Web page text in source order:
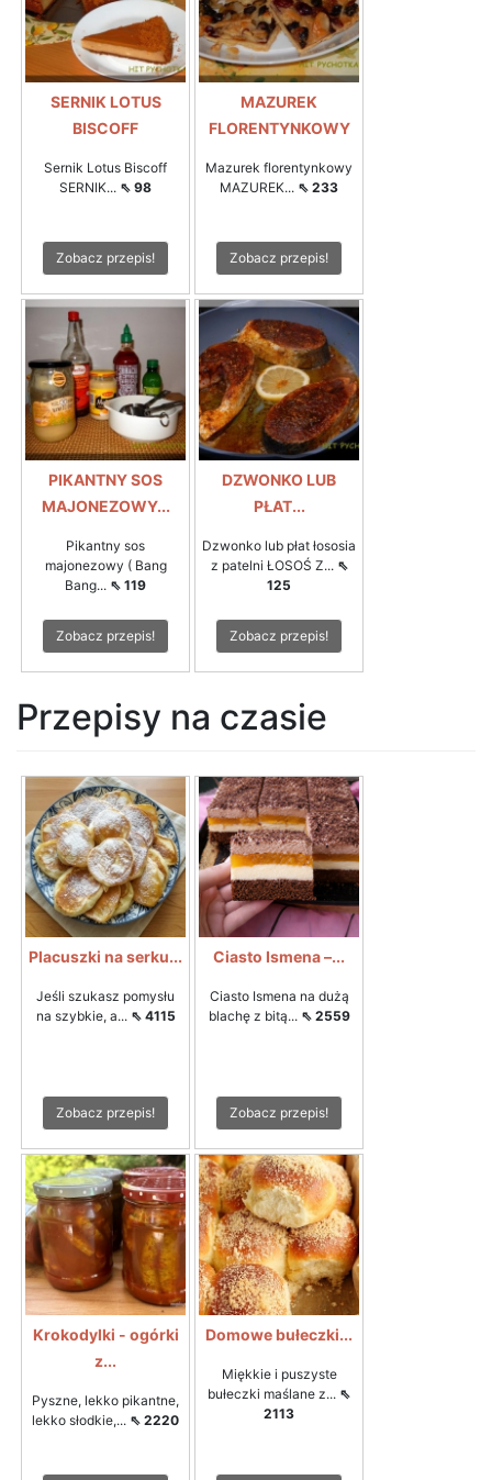
SERNIK LOTUS
BISCOFF
Sernik Lotus Biscoff
SERNIK... ⇖ 98
Zobacz przepis!
MAZUREK
FLORENTYNKOWY
Mazurek florentynkowy
MAZUREK... ⇖ 233
Zobacz przepis!
PIKANTNY SOS
MAJONEZOWY...
Pikantny sos
majonezowy ( Bang
Bang... ⇖ 119
Zobacz przepis!
DZWONKO LUB
PŁAT...
Dzwonko lub płat łososia
z patelni ŁOSOŚ Z... ⇖
125
Zobacz przepis!
Przepisy na czasie
Placuszki na serku...
Jeśli szukasz pomysłu
na szybkie, a... ⇖ 4115
Zobacz przepis!
Ciasto Ismena –...
Ciasto Ismena na dużą
blachę z bitą... ⇖ 2559
Zobacz przepis!
Krokodylki - ogórki
z...
Pyszne, lekko pikantne,
lekko słodkie,... ⇖ 2220
Domowe bułeczki...
Miękkie i puszyste
bułeczki maślane z... ⇖
2113